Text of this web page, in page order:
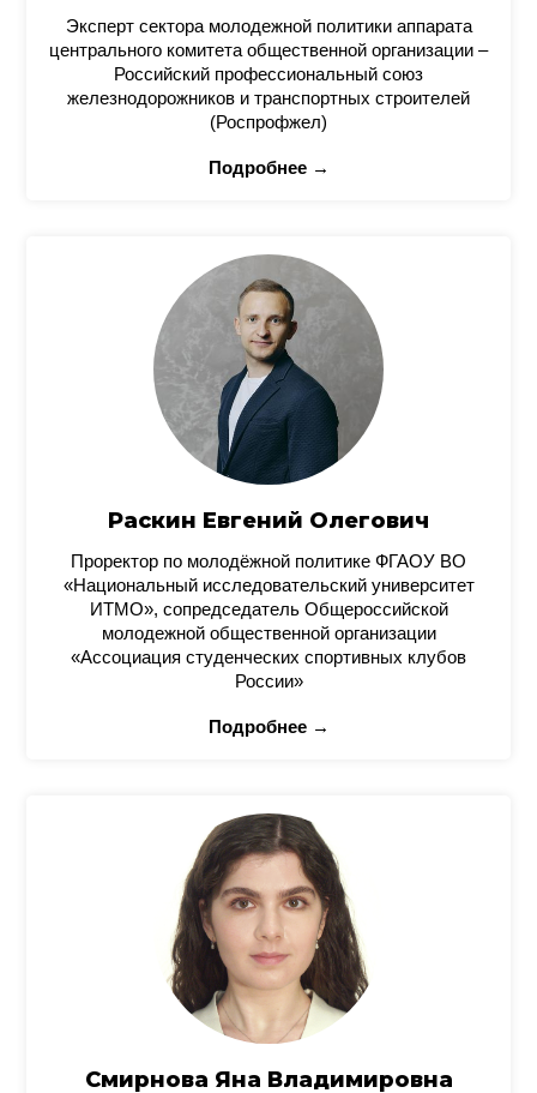
Эксперт сектора молодежной политики аппарата
центрального комитета общественной организации –
Российский профессиональный союз
железнодорожников и транспортных строителей
(Роспрофжел)
Подробнее →
Раскин Евгений Олегович
Проректор по молодёжной политике ФГАОУ ВО
«Национальный исследовательский университет
ИТМО», сопредседатель Общероссийской
молодежной общественной организации
«Ассоциация студенческих спортивных клубов
России»
Подробнее →
Смирнова Яна Владимировна